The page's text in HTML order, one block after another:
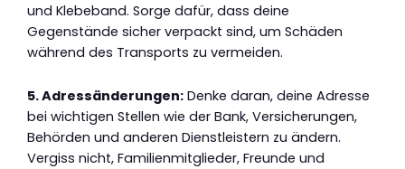
und Klebeband. Sorge dafür, dass deine
Gegenstände sicher verpackt sind, um Schäden
während des Transports zu vermeiden.
5. Adressänderungen: Denke daran, deine Adresse
bei wichtigen Stellen wie der Bank, Versicherungen,
Behörden und anderen Dienstleistern zu ändern.
Vergiss nicht, Familienmitglieder, Freunde und